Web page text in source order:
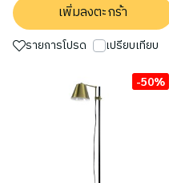
เพิ่มลงตะกร้า
รายการโปรด เปรียบเทียบ
-50%